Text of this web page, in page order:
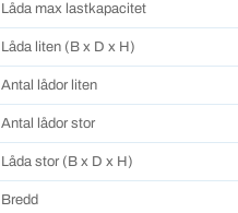
Låda max lastkapacitet
Låda liten (B x D x H)
Antal lådor liten
Antal lådor stor
Låda stor (B x D x H)
Bredd